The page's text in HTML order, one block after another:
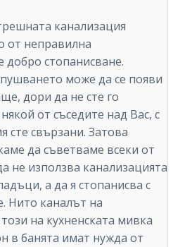
канализация
от неправилна
добро стопанисване.
може да се появи
дори да не сте го
от съседите над Вас, с
сте свързани. Затова
да съветваме всеки от
не използва канализацията
а да я стопанисва с
Нито каналът на
на кухненската мивка
в банята имат нужда от